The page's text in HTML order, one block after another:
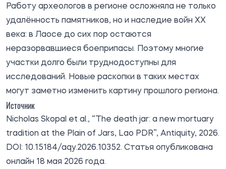
Работу археологов в регионе осложняла не только
удалённость памятников, но и наследие войн XX
века: в Лаосе до сих пор остаются
неразорвавшиеся боеприпасы. Поэтому многие
участки долго были труднодоступны для
исследований. Новые раскопки в таких местах
могут заметно изменить картину прошлого региона.
Источник
Nicholas Skopal et al., “The death jar: a new mortuary
tradition at the Plain of Jars, Lao PDR”, Antiquity, 2026.
DOI: 10.15184/aqy.2026.10352. Статья опубликована
онлайн 18 мая 2026 года.